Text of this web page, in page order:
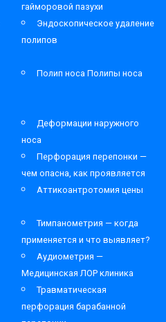
гайморовой пазухи
Эндоскопическое удаление
полипов
Полип носа Полипы носа
Деформации наружного
носа
Перфорация перепонки —
чем опасна, как проявляется
Аттикоантротомия цены
Тимпанометрия — когда
применяется и что выявляет?
Аудиометрия —
Медицинская ЛОР клиника
Травматическая
перфорация барабанной